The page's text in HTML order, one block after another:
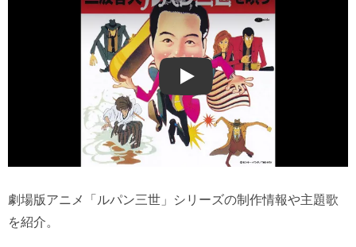
Play
劇場版アニメ「ルパン三世」シリーズの制作情報や主題歌
を紹介。